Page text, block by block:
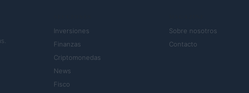
Inversiones
Finanzas
Criptomonedas
News
Fisco
Sobre nosotros
Contacto